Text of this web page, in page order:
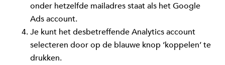
onder hetzelfde mailadres staat als het Google
Ads account.
Je kunt het desbetreffende Analytics account
selecteren door op de blauwe knop ‘koppelen’ te
drukken.